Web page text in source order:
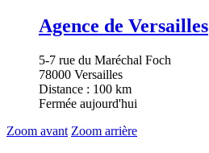
Agence de Versailles
5-7 rue du Maréchal Foch
78000 Versailles
Distance : 100 km
Fermée aujourd'hui
Zoom avant Zoom arrière